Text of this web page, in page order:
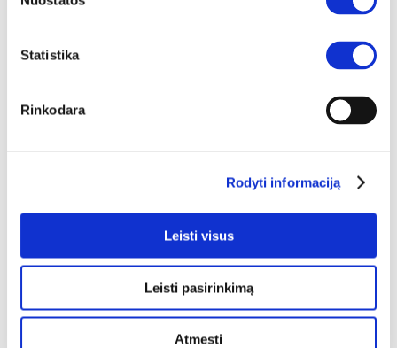
Statistika
Rinkodara
Rodyti informaciją
Leisti visus
Leisti pasirinkimą
Atmesti
SAMANTA (II gr.) kėdė (G062-13 Šviesiai rudas)
44€
Bendra pritaikyta nuolaida perkant po
-20€
Kaina perkant po 4 vnt
39€